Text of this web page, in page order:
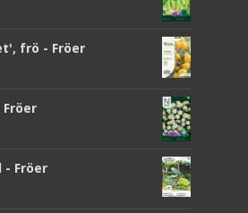
frö - Fröer
- Fröer